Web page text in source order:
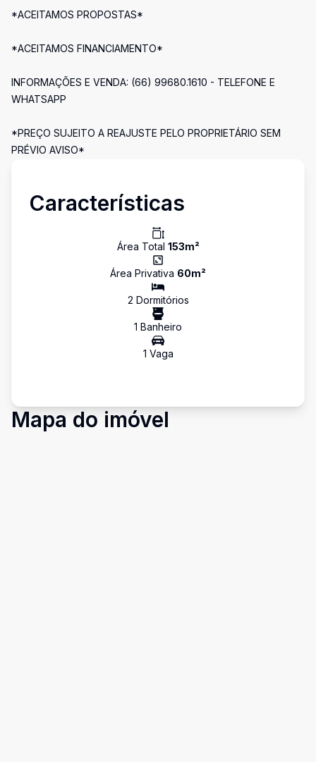
*ACEITAMOS PROPOSTAS*
*ACEITAMOS FINANCIAMENTO*
INFORMAÇÕES E VENDA: (66) 99680.1610 - TELEFONE E
WHATSAPP
*PREÇO SUJEITO A REAJUSTE PELO PROPRIETÁRIO SEM
PRÉVIO AVISO*
Características
Área Total 153m²
Área Privativa 60m²
2 Dormitórios
1 Banheiro
1 Vaga
Mapa do imóvel